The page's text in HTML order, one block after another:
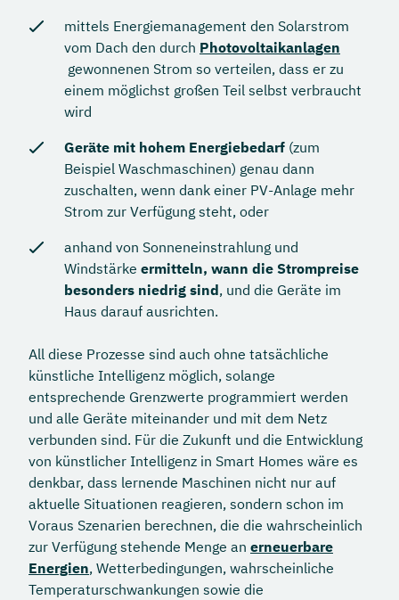
mittels Energiemanagement den Solarstrom
vom Dach den durch Photovoltaikanlagen
gewonnenen Strom so verteilen, dass er zu
einem möglichst großen Teil selbst verbraucht
wird
Geräte mit hohem Energiebedarf (zum
Beispiel Waschmaschinen) genau dann
zuschalten, wenn dank einer PV-Anlage mehr
Strom zur Verfügung steht, oder
anhand von Sonneneinstrahlung und
Windstärke ermitteln, wann die Strompreise
besonders niedrig sind, und die Geräte im
Haus darauf ausrichten.
All diese Prozesse sind auch ohne tatsächliche
künstliche Intelligenz möglich, solange
entsprechende Grenzwerte programmiert werden
und alle Geräte miteinander und mit dem Netz
verbunden sind. Für die Zukunft und die Entwicklung
von künstlicher Intelligenz in Smart Homes wäre es
denkbar, dass lernende Maschinen nicht nur auf
aktuelle Situationen reagieren, sondern schon im
Voraus Szenarien berechnen, die die wahrscheinlich
zur Verfügung stehende Menge an erneuerbare
Energien, Wetterbedingungen, wahrscheinliche
Temperaturschwankungen sowie die